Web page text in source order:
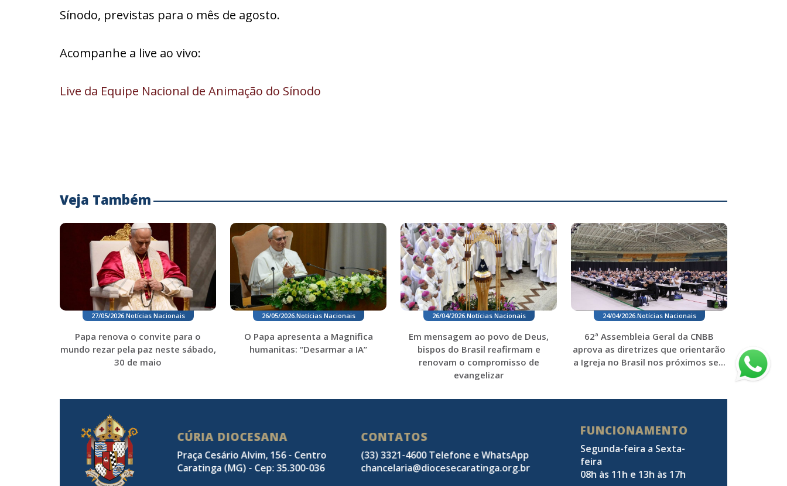
Sínodo, previstas para o mês de agosto.
Acompanhe a live ao vivo:
Live da Equipe Nacional de Animação do Sínodo
Veja Também
27/05/2026. Notícias Nacionais
Papa renova o convite para o
mundo rezar pela paz neste sábado,
30 de maio
26/05/2026.Notícias Nacionais
O Papa apresenta a Magnifica
humanitas: “Desarmar a IA”
26/04/2026.Notícias Nacionais
Em mensagem ao povo de Deus,
bispos do Brasil reafirmam e
renovam o compromisso de
evangelizar
24/04/2026.Notícias Nacionais
62ª Assembleia Geral da CNBB
aprova as diretrizes que orientarão
a Igreja no Brasil nos próximos se...
CÚRIA DIOCESANA
Praça Cesário Alvim, 156 - Centro
Caratinga (MG) - Cep: 35.300-036
CONTATOS
(33) 3321-4600 Telefone e WhatsApp
chancelaria@diocesecaratinga.org.br
FUNCIONAMENTO
Segunda-feira a Sexta-
feira
08h às 11h e 13h às 17h